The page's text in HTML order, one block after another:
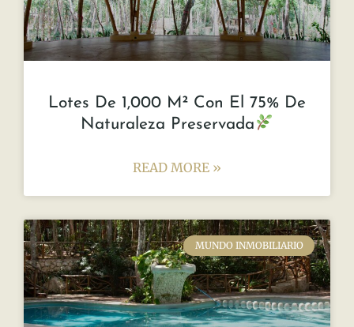
Lotes De 1,000 M² Con El 75% De
Naturaleza Preservada
READ MORE »
MUNDO INMOBILIARIO